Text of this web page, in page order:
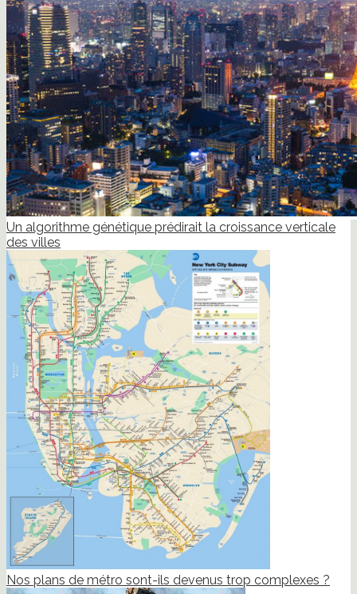
Un algorithme génétique prédirait la croissance verticale
des villes
Nos plans de métro sont-ils devenus trop complexes ?